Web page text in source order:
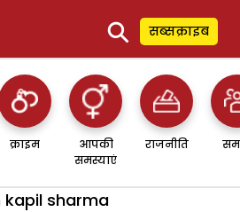
⚲ सब्सक्राइब
क्राइम
आपकी
समस्याएं
राजनीति
sharma